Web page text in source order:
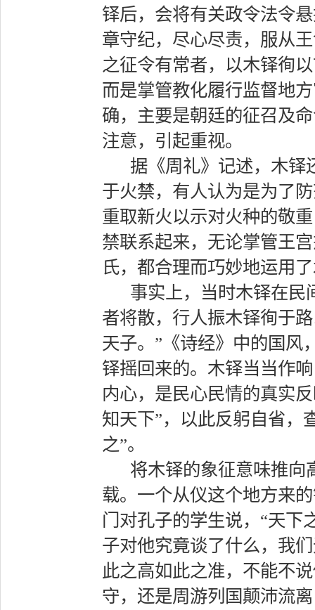
铎后，会将有关政令法令
章守纪，尽心尽责，服从
之征令有常者，以木铎徇
而是掌管教化履行监督地
确，主要是朝廷的征召及
注意，引起重视。
据《周礼》记述，木铎
于火禁，有人认为是为了
重取新火以示对火种的敬
禁联系起来，无论掌管王
氏，都合理而巧妙地运用
事实上，当时木铎在民
者将散，行人振木铎徇于
天子。”《诗经》中的国风
铎摇回来的。木铎当当作
内心，是民心民情的真实
知天下”，以此反躬自省，
之”。
将木铎的象征意味推向
载。一个从仪这个地方来
门对孔子的学生说，“天下
子对他究竟谈了什么，我
此之高如此之准，不能不
守，还是周游列国颠沛流